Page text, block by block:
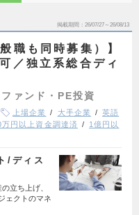
掲載期間 26/07/27～26/08/13
職も同時募集）】
／独立系総合ディ
ァンド・PE投資
上場企業 大手企業
英語
円以上資金調達済
1億円以
/ディス
立ち上げ、
ェクトのマネ